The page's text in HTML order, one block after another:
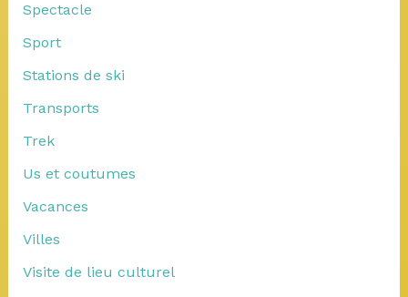
Spectacle
Sport
Stations de ski
Transports
Trek
Us et coutumes
Vacances
Villes
Visite de lieu culturel